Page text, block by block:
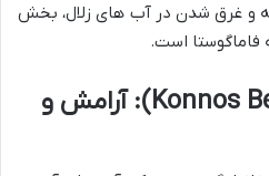
و غرق شدن در آب های زلال، بخش
فاماگوستا است.
ساحل کونوس (Konnos Beach): آرامش و